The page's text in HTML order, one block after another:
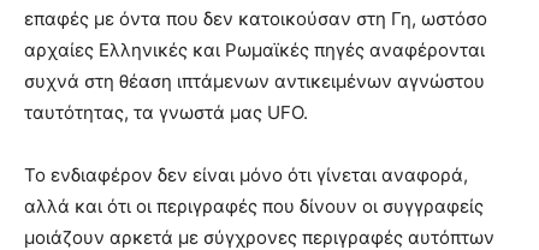
επαφές με όντα που δεν κατοικούσαν στη Γη, ωστόσο
αρχαίες Ελληνικές και Ρωμαϊκές πηγές αναφέρονται
συχνά στη θέαση ιπτάμενων αντικειμένων αγνώστου
ταυτότητας, τα γνωστά μας UFO.
Το ενδιαφέρον δεν είναι μόνο ότι γίνεται αναφορά,
αλλά και ότι οι περιγραφές που δίνουν οι συγγραφείς
μοιάζουν αρκετά με σύγχρονες περιγραφές αυτόπτων